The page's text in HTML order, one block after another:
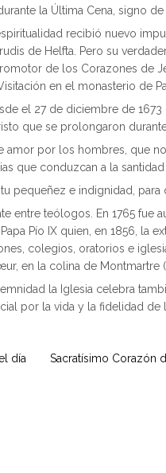
la Última Cena, signo
recibió nuevo
de Helfta. Pero su
de los Corazones de
en el monasterio de
el 27 de diciembre de
que se prolongaron
amor por los hombres, que
que conduzcan a la santidad
pequeñez e indignidad,
entre teólogos. En 1765 fue
Pío IX quien, en 1856, la
colegios, oratorios e
en la colina de Montmartre
la Iglesia celebra
por la vida y la fidelidad de
día Sacratísimo Corazón